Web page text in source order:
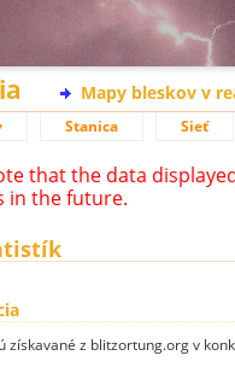
Mapy bleskov v
Stanica Sieť
that the data
in the future.
získavané z blitzortung.org v